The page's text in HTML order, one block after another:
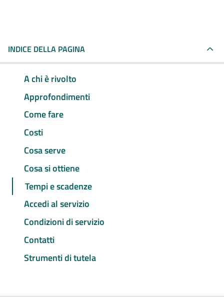
INDICE DELLA PAGINA
A chi è rivolto
Approfondimenti
Come fare
Costi
Cosa serve
Cosa si ottiene
Tempi e scadenze
Accedi al servizio
Condizioni di servizio
Contatti
Strumenti di tutela